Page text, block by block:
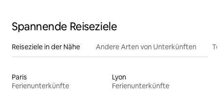
Spannende Reiseziele
Reiseziele in der Nähe Andere Arten von Unterkünften
Paris
Ferienunterkünfte
Lyon
Ferienunterkünfte